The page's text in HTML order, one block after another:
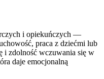
i opiekuńczych —
praca z dziećmi lub
i zdolność wczuwania się w
daje emocjonalną